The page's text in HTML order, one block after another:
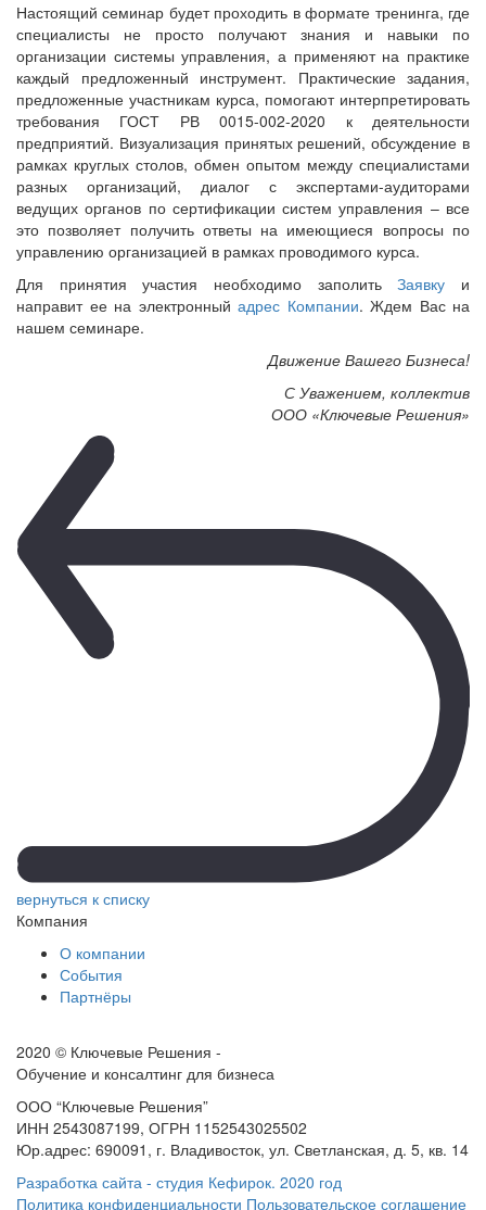
Настоящий семинар будет проходить в формате тренинга, где
специалисты не просто получают знания и навыки по
организации системы управления, а применяют на практике
каждый предложенный инструмент. Практические задания,
предложенные участникам курса, помогают интерпретировать
требования ГОСТ РВ 0015-002-2020 к деятельности
предприятий. Визуализация принятых решений, обсуждение в
рамках круглых столов, обмен опытом между специалистами
разных организаций, диалог с экспертами-аудиторами
ведущих органов по сертификации систем управления – все
это позволяет получить ответы на имеющиеся вопросы по
управлению организацией в рамках проводимого курса.
Для принятия участия необходимо заполитьЗаявку и
направит ее на электронный адрес Компании. Ждем Вас на
нашем семинаре.
Движение Вашего Бизнеса!
С Уважением, коллектив
ООО «Ключевые Решения»
вернуться к списку
Компания
О компании
События
Партнёры
2020 © Ключевые Решения -
Обучение и консалтинг для бизнеса
ООО “Ключевые Решения”
ИНН 2543087199, ОГРН 1152543025502
Юр.адрес: 690091, г. Владивосток, ул. Светланская, д. 5, кв. 14
Разработка сайта - студия Кефирок. 2020 год
Политика конфиденциальности Пользовательское соглашение